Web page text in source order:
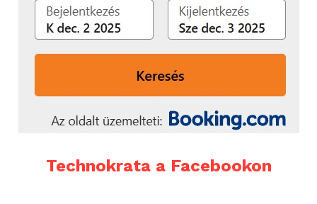
Technokrata a Facebookon